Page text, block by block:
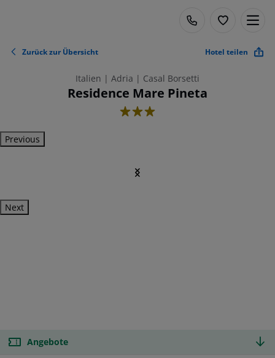
Zurück zur Übersicht Hotel teilen
Italien | Adria | Casal Borsetti
Residence Mare Pineta
3
Previous
Next
Angebote